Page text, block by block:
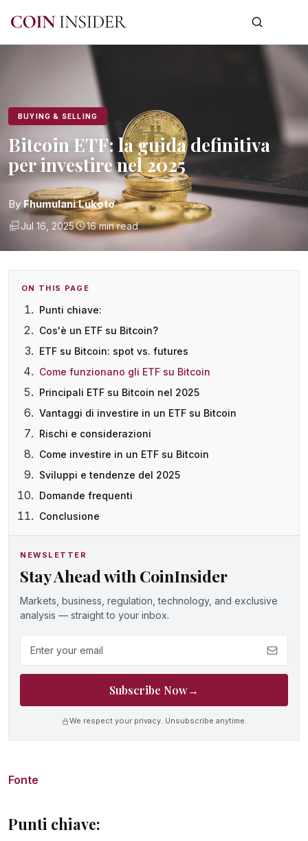
BUYING & SELLING
Bitcoin ETF: la guida definitiva
per investire nel 2025
ByFhumulani Lukoto
Jul 16, 2025 16 min read
ON THIS PAGE
Punti chiave:
Cos'è un ETF su Bitcoin?
ETF su Bitcoin: spot vs. futures
Come funzionano gli ETF su Bitcoin
Principali ETF su Bitcoin nel 2025
Vantaggi di investire in un ETF su Bitcoin
Rischi e considerazioni
Come investire in un ETF su Bitcoin
Sviluppi e tendenze del 2025
Domande frequenti
Conclusione
NEWSLETTER
Stay Ahead with CoinInsider
Markets, business, regulation, technology, and exclusive
analysis — straight to your inbox.
Subscribe Now→
We respect your privacy. Unsubscribe anytime.
Fonte
Punti chiave: